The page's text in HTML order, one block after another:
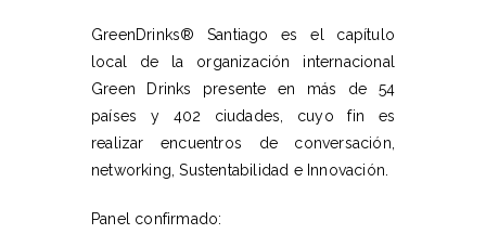
GreenDrinks® Santiago es el capítulo
local de la organización internacional
Green Drinks presente en más de 54
países y 402 ciudades, cuyo fin es
realizar encuentros de conversación,
networking, Sustentabilidad e Innovación.
Panel confirmado: